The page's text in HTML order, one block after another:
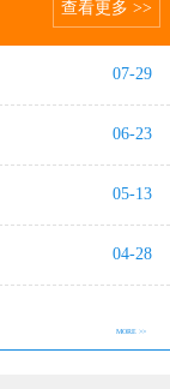
查看更多 >>
07-29
06-23
05-13
04-28
MORE >>